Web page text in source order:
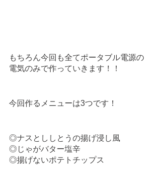
もちろん今回も全てポータブル電源の
電気のみで作っていきます！！
今回作るメニューは3つです！
◎ナスとししとうの揚げ浸し風
◎じゃがバター塩辛
◎揚げないポテトチップス